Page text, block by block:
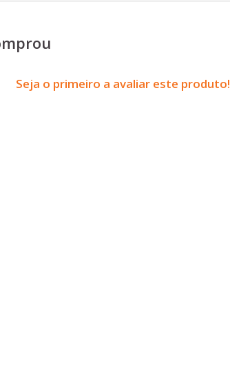
Seja o primeiro a avaliar este produto!